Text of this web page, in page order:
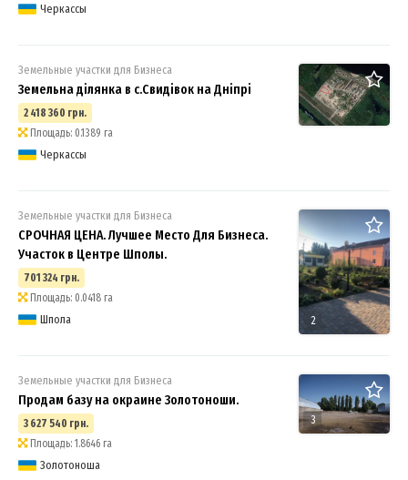
Черкассы
Земельные участки для Бизнеса
Земельна ділянка в с.Свидівок на Дніпрі
2 418 360 грн.
Площадь: 0.1389 га
Черкассы
2
Земельные участки для Бизнеса
СРОЧНАЯ ЦЕНА. Лучшее Место Для Бизнеса.
Участок в Центре Шполы.
701 324 грн.
Площадь: 0.0418 га
Шпола
3
Земельные участки для Бизнеса
Продам базу на окраине Золотоноши.
3 627 540 грн.
Площадь: 1.8646 га
Золотоноша